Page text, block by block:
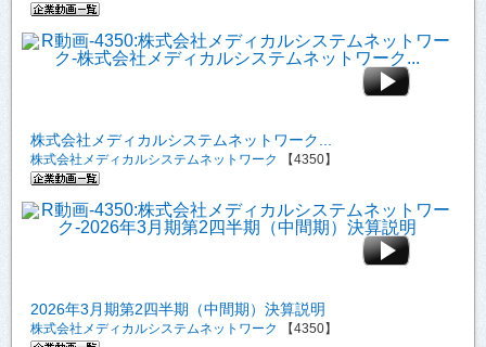
株式会社メディカルシステムネットワーク...
株式会社メディカルシステムネットワーク 【4350】
2026年3月期第2四半期（中間期）決算説明
株式会社メディカルシステムネットワーク 【4350】